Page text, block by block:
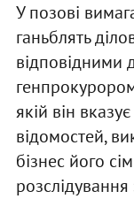
У позові
ганьблять
відповідними
якій він
відомостей,
бізнес його